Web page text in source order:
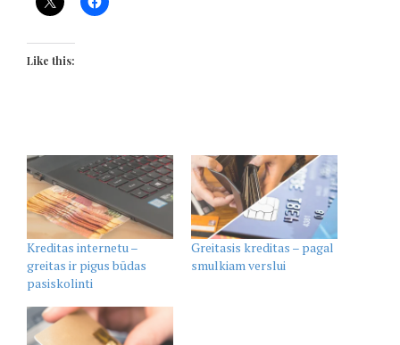
Like this:
Kreditas internetu –
greitas ir pigus būdas
pasiskolinti
Greitasis kreditas – pagal
smulkiam verslui